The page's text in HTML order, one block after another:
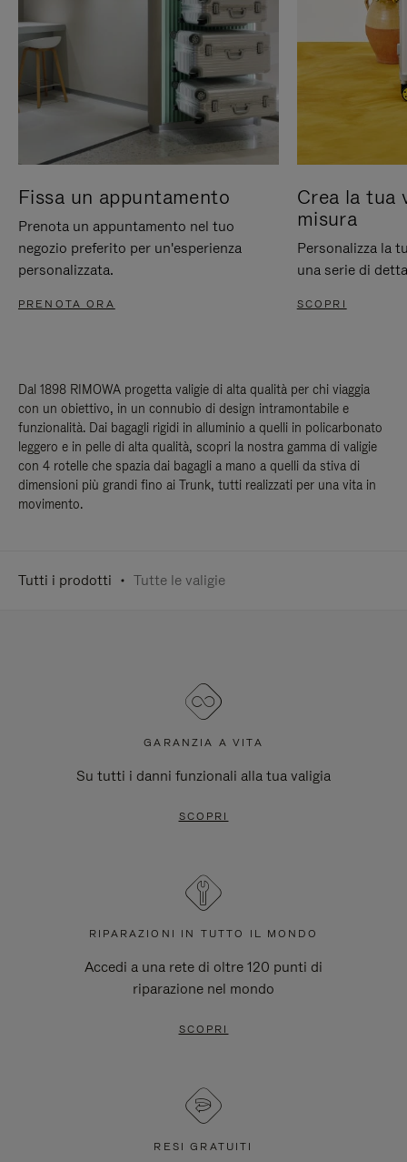
Fissa un appuntamento
Prenota un appuntamento nel tuo
negozio preferito per un'esperienza
personalizzata.
PRENOTA ORA
Crea la tua
misura
Personalizza la
una serie di
SCOPRI
Dal 1898 RIMOWA progetta valigie di alta qualità per chi viaggia
con un obiettivo, in un connubio di design intramontabile e
funzionalità. Dai bagagli rigidi in alluminio a quelli in policarbonato
leggero e in pelle di alta qualità, scopri la nostra gamma di valigie
con 4 rotelle che spazia dai bagagli a mano a quelli da stiva di
dimensioni più grandi fino ai Trunk, tutti realizzati per una vita in
movimento.
Tutti i prodotti Tutte le valigie
GARANZIA A VITA
Su tutti i danni funzionali alla tua valigia
SCOPRI
RIPARAZIONI IN TUTTO IL MONDO
Accedi a una rete di oltre 120 punti di
riparazione nel mondo
SCOPRI
RESI GRATUITI